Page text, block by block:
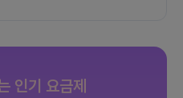
인기 요금제